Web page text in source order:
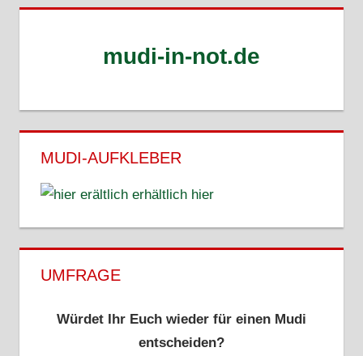
mudi-in-not.de
MUDI-AUFKLEBER
erhältlich hier
UMFRAGE
Würdet Ihr Euch wieder für einen Mudi
entscheiden?